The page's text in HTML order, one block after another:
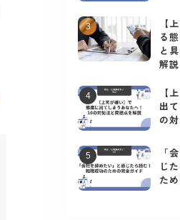
【
る
と
解説
【
出
の
「
じ
た